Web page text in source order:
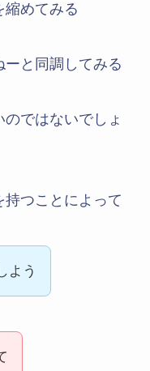
縮めてみる
ーと同調してみる
ではないでしょ
つことによって
よう